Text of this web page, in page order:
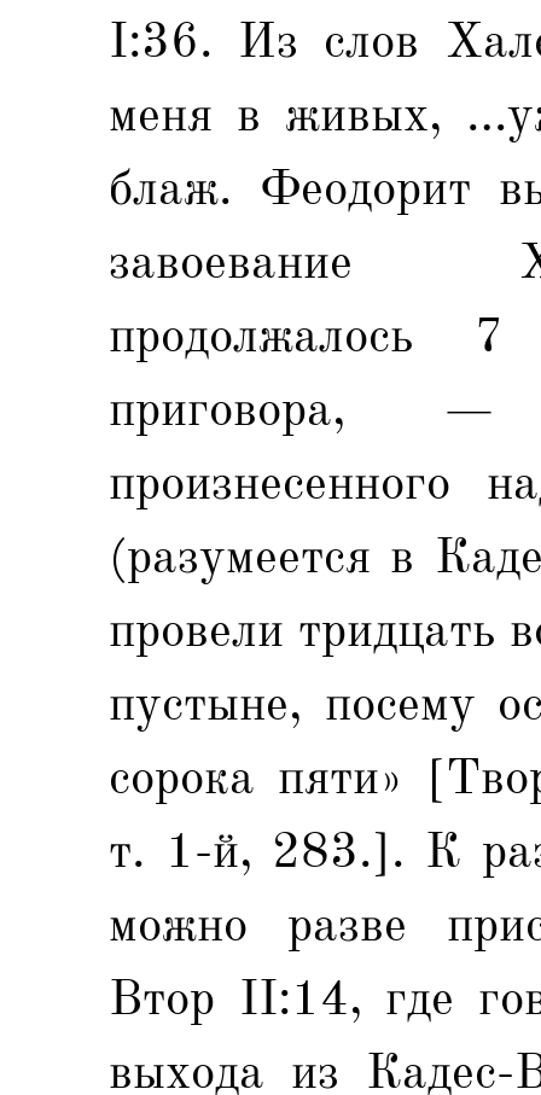
I:36. Из слов
меня в живых,
блаж. Феодорит
завоевание
продолжалось
приговора,
произнесенного
(разумеется в
провели тридцать
пустыне, посему
сорока пяти»
т. 1-й, 283.]. К
можно разве
Втор II:14, где
выхода из Кадес-